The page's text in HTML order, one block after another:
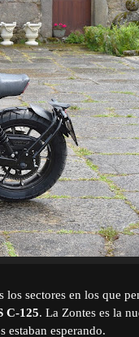
sectores en los que
C-125. La Zontes es la
estaban esperando.